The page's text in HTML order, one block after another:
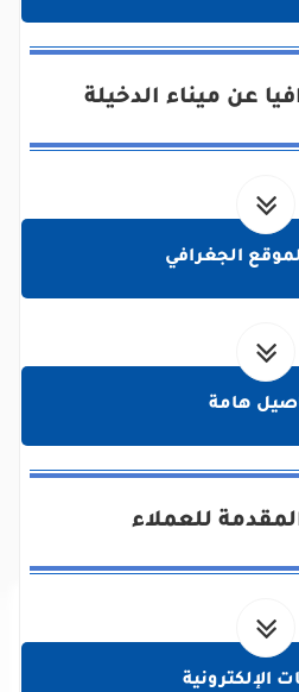
عن ميناء الدخيلة
الجغرافي
هامة
للعملاء
الإلكترونية